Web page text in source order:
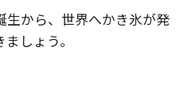
生から、世界へかき氷が発
しょう。